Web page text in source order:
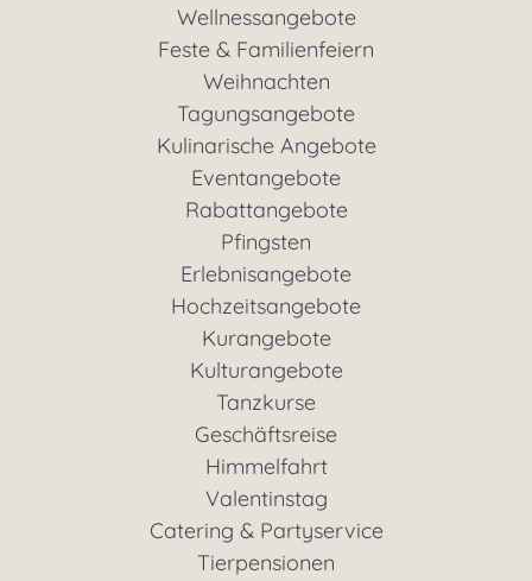
Wellnessangebote
Feste & Familienfeiern
Weihnachten
Tagungsangebote
Kulinarische Angebote
Eventangebote
Rabattangebote
Pfingsten
Erlebnisangebote
Hochzeitsangebote
Kurangebote
Kulturangebote
Tanzkurse
Geschäftsreise
Himmelfahrt
Valentinstag
Catering & Partyservice
Tierpensionen